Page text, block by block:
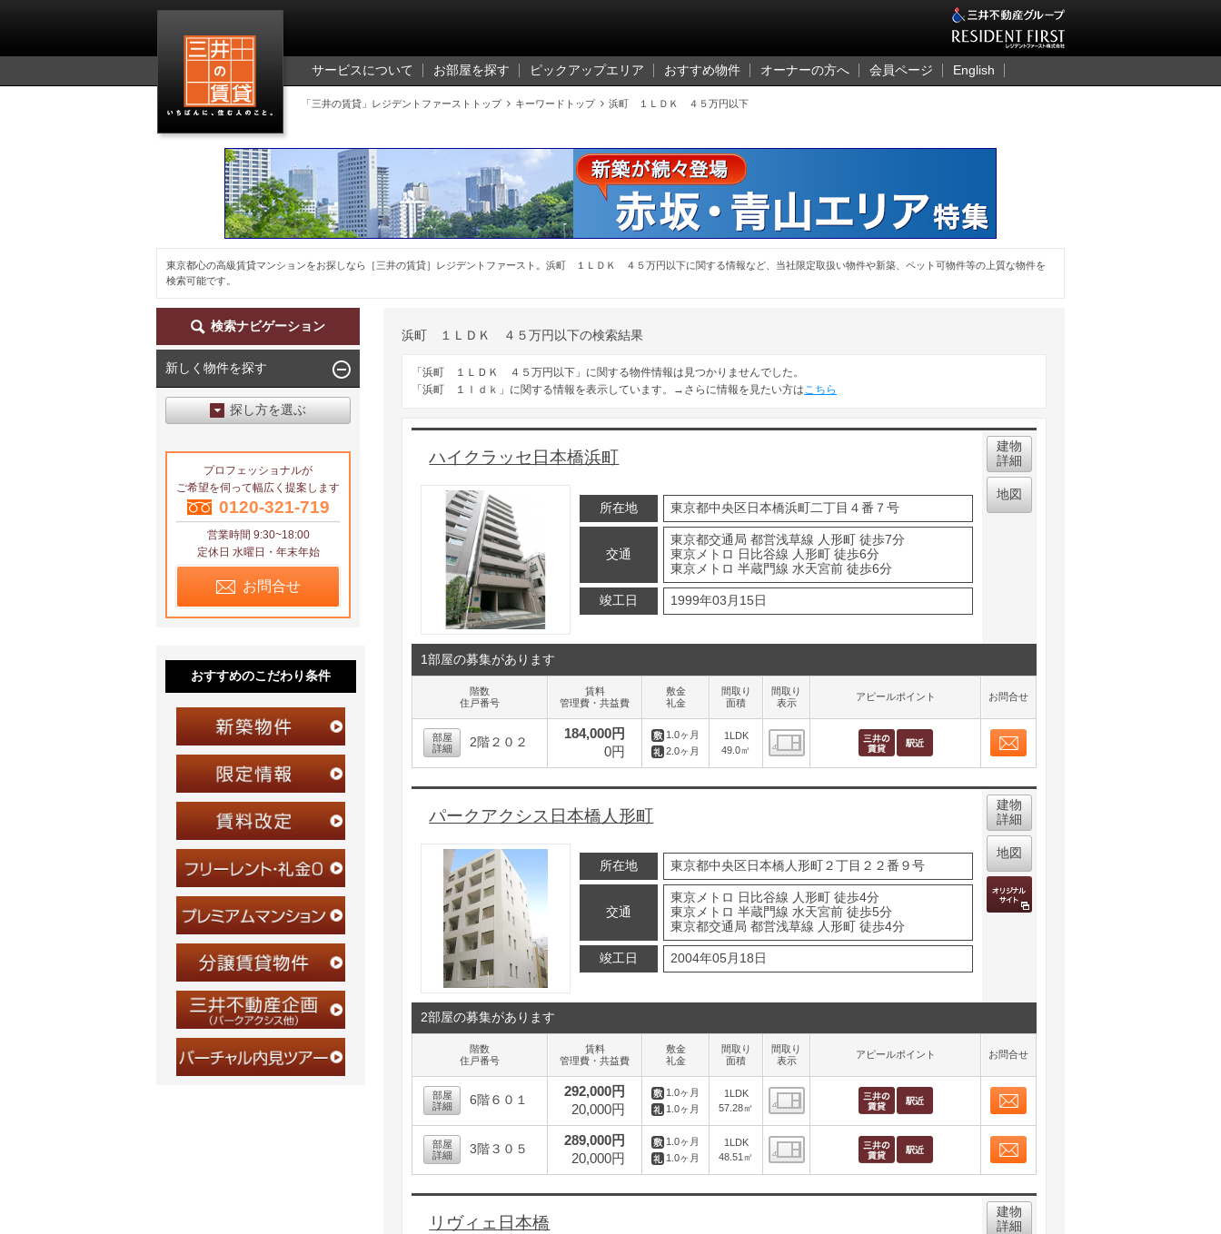
サービスについて お部屋を探す ピックアップエリア おすすめ物件 オーナーの方へ 会員ページ English
「三井の賃貸」レジデントファーストトップ  キーワードトップ  浜町 １ＬＤＫ ４５万円以下
東京都心の高級賃貸マンションをお探しなら［三井の賃貸］レジデントファースト。浜町 １ＬＤＫ ４５万円以下に関する情報など、当社限定取扱い物件や新築、ペット可物件等の上質な物件を
検索可能です。
浜町 １ＬＤＫ ４５万円以下の検索結果
「浜町 １ＬＤＫ ４５万円以下」に関する物件情報は見つかりませんでした。
「浜町 １ｌｄｋ」に関する情報を表示しています。→さらに情報を見たい方はこちら
ハイクラッセ日本橋浜町
所在地 東京都中央区日本橋浜町二丁目４番７号
交通
東京都交通局 都営浅草線 人形町 徒歩7分
東京メトロ 日比谷線 人形町 徒歩6分
東京メトロ 半蔵門線 水天宮前 徒歩6分
竣工日 1999年03月15日
建物
詳細
地図
1部屋の募集があります
階数
住戸番号
賃料
管理費・共益費
敷金
礼金
間取り
面積
間取り
表示
アピールポイント お問合せ
部屋
詳細
2階２０２
184,000円
0円
1.0ヶ月
2.0ヶ月
1LDK
49.0㎡
間取り表示
パークアクシス日本橋人形町
所在地 東京都中央区日本橋人形町２丁目２２番９号
交通
東京メトロ 日比谷線 人形町 徒歩4分
東京メトロ 半蔵門線 水天宮前 徒歩5分
東京都交通局 都営浅草線 人形町 徒歩4分
竣工日 2004年05月18日
建物
詳細
地図
2部屋の募集があります
階数
住戸番号
賃料
管理費・共益費
敷金
礼金
間取り
面積
間取り
表示
アピールポイント お問合せ
部屋
詳細
6階６０１
292,000円
20,000円
1.0ヶ月
1.0ヶ月
1LDK
57.28㎡
間取り表示
部屋
詳細
3階３０５
289,000円
20,000円
1.0ヶ月
1.0ヶ月
1LDK
48.51㎡
間取り表示
リヴィェ日本橋
建物
詳細
検索ナビゲーション
新しく物件を探す
探し方を選ぶ
区から探す
地図から探す
沿線から探す
プロフェッショナルが
ご希望を伺って幅広く提案します
0120-321-719
営業時間 9:30~18:00
定休日 水曜日・年末年始
お問合せ
おすすめのこだわり条件